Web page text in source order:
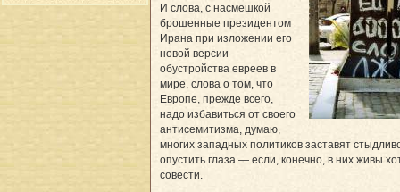
И слова, с насмешкой
брошенные президентом
Ирана при изложении его
новой версии
обустройства евреев в
мире, слова о том, что
Европе, прежде всего,
надо избавиться от своего
антисемитизма, думаю,
многих западных политиков заставят
опустить глаза — если, конечно, в них живы
совести.